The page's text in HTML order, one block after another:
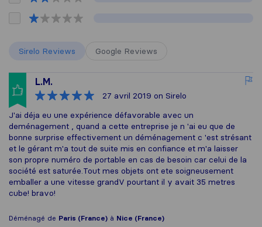
Sirelo Reviews Google Reviews
L.M.
27 avril 2019 on Sirelo
J'ai déja eu une expérience défavorable avec un
deménagement , quand a cette entreprise je n 'ai eu que de
bonne surprise effectivement un déménagement c 'est strésant
et le gérant m'a tout de suite mis en confiance et m'a laisser
son propre numéro de portable en cas de besoin car celui de la
société est saturée.Tout mes objets ont ete soigneusement
emballer a une vitesse grandV pourtant il y avait 35 metres
cube! bravo!
Déménagé de Paris (France) à Nice (France)